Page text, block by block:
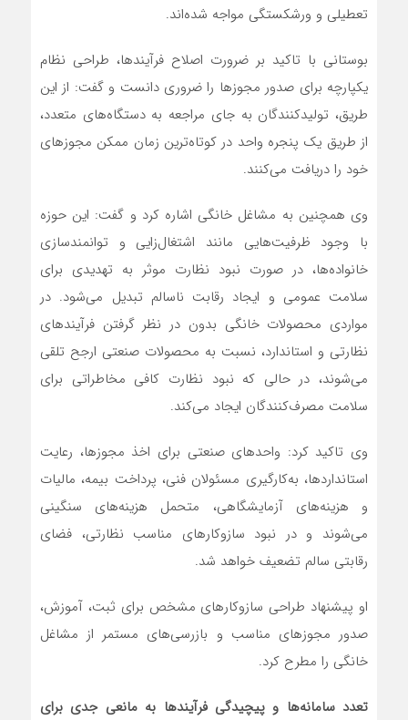
تعطیلی و ورشکستگی مواجه شده‌اند.
بوستانی با تاکید بر ضرورت اصلاح فرآیندها، طراحی نظام
یکپارچه برای صدور مجوزها را ضروری دانست و گفت: از این
طریق، تولیدکنندگان به جای مراجعه به دستگاه‌های متعدد،
از طریق یک پنجره واحد در کوتاه‌ترین زمان ممکن مجوزهای
خود را دریافت می‌کنند.
وی همچنین به مشاغل خانگی اشاره کرد و گفت: این حوزه
با وجود ظرفیت‌هایی مانند اشتغال‌زایی و توانمندسازی
خانواده‌ها، در صورت نبود نظارت موثر به تهدیدی برای
سلامت عمومی و ایجاد رقابت ناسالم تبدیل می‌شود. در
مواردی محصولات خانگی بدون در نظر گرفتن فرآیندهای
نظارتی و استاندارد، نسبت به محصولات صنعتی ارجح تلقی
می‌شوند، در حالی که نبود نظارت کافی مخاطراتی برای
سلامت مصرف‌کنندگان ایجاد می‌کند.
وی تاکید کرد: واحدهای صنعتی برای اخذ مجوزها، رعایت
استانداردها، به‌کارگیری مسئولان فنی، پرداخت بیمه، مالیات
و هزینه‌های آزمایشگاهی، متحمل هزینه‌های سنگینی
می‌شوند و در نبود سازوکارهای مناسب نظارتی، فضای
رقابتی سالم تضعیف خواهد شد.
او پیشنهاد طراحی سازوکارهای مشخص برای ثبت، آموزش،
صدور مجوزهای مناسب و بازرسی‌های مستمر از مشاغل
خانگی را مطرح کرد.
تعدد سامانه‌ها و پیچیدگی فرآیندها به مانعی جدی برای